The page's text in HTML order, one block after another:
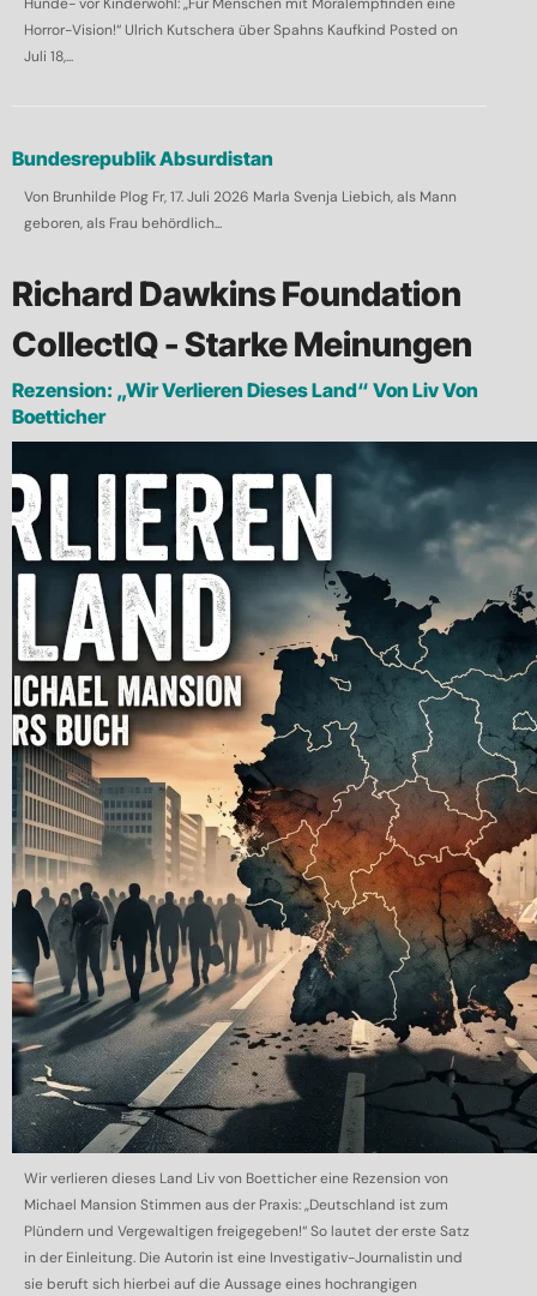
Horror-Vision!“ Ulrich Kutschera über Spahns Kaufkind Posted on
Juli 18,...
Bundesrepublik Absurdistan
Von Brunhilde Plog Fr, 17. Juli 2026 Marla Svenja Liebich, als Mann
geboren, als Frau behördlich...
Richard Dawkins Foundation
CollectIQ - Starke Meinungen
Rezension: „Wir Verlieren Dieses Land“ Von Liv Von
Boetticher
Wir verlieren dieses Land Liv von Boetticher eine Rezension von
Michael Mansion Stimmen aus der Praxis: „Deutschland ist zum
Plündern und Vergewaltigen freigegeben!“ So lautet der erste Satz
in der Einleitung. Die Autorin ist eine Investigativ-Journalistin und
sie beruft sich hierbei auf die Aussage eines hochrangigen